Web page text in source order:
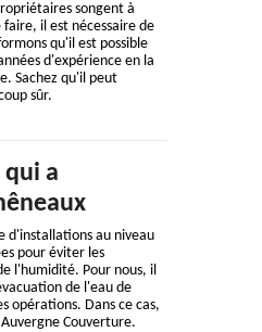
songent à
il est nécessaire de
qu'il est possible
d'expérience en la
Sachez qu'il peut
sûr.
a
d'installations au niveau
pour éviter les
l'humidité. Pour nous, il
de l'eau de
opérations. Dans ce cas,
Couverture.